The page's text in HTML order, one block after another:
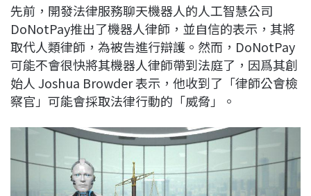
b
o
o
k
a
d
s
e
d
I
n
L
i
n
k
先前，開發法律服務聊天機器人的人工智慧公司
DoNotPay推出了機器人律師，並自信的表示，其將
取代人類律師，為被告進行辯護。然而，DoNotPay
可能不會很快將其機器人律師帶到法庭了，因爲其創
始人 Joshua Browder 表示，他收到了「律師公會檢
察官」可能會採取法律行動的「威脅」。